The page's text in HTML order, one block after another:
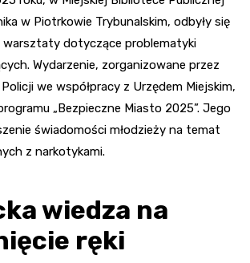
w Piotrkowie Trybunalskim, odbyły się
dotyczące problematyki
Wydarzenie, zorganizowane przez
we współpracy z Urzędem Miejskim,
„Bezpieczne Miasto 2025”. Jego
świadomości młodzieży na temat
z narkotykami.
wiedza na
ręki